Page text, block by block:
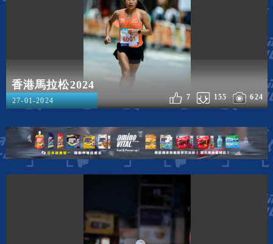
香港馬拉松2024
624
155
7
27-01-2024